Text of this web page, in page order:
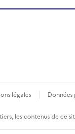
légales Données
les contenus de ce